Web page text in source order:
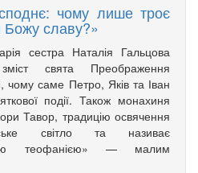
чому лише троє
Божу славу?»
сестра Наталія Гальцова
свята Преображення
чому саме Петро, Яків та Іван
події. Також монахиня
Тавор, традицію освячення
світло та називає
теофанією» — малим